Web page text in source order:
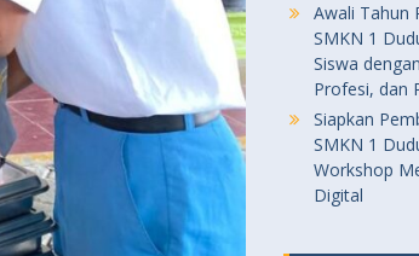
Awali Tahun
SMKN 1
Siswa
Profesi, dan
Siapkan
SMKN 1
Workshop
Digital